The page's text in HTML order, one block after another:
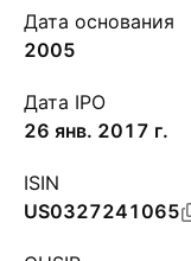
Дата основания
2005
Дата IPO
26 янв. 2017 г.
ISIN
US0327241065